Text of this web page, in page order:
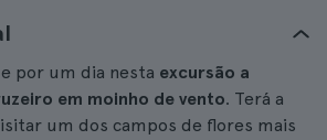
por um dia nesta excursão a
em moinho de vento. Terá a
um dos campos de flores mais